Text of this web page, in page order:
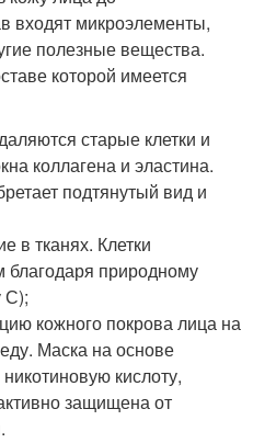
входят микроэлементы,
полезные вещества.
которой имеется
старые клетки и
коллагена и эластина.
подтянутый вид и
в тканях. Клетки
природному
С);
кожного покрова лица на
Маска на основе
кислоту,
защищена от